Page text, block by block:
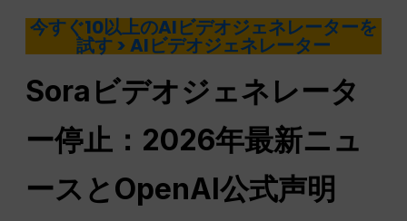
今すぐ10以上のAIビデオジェネレーターを
試す > AIビデオジェネレーター
Soraビデオジェネレータ
ー停止：2026年最新ニュ
ースとOpenAI公式声明